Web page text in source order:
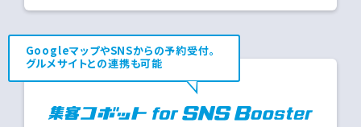
GoogleマップやSNSからの予約受付。
グルメサイトとの連携も可能